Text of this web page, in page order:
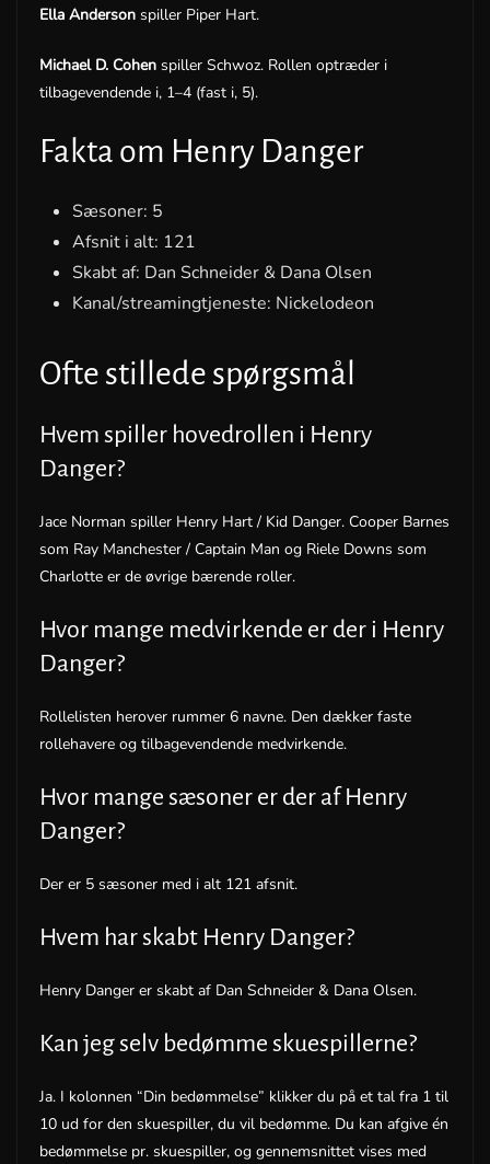
Ella Anderson spiller Piper Hart.
Michael D. Cohen spiller Schwoz. Rollen optræder i
tilbagevendende i, 1–4 (fast i, 5).
Fakta om Henry Danger
Sæsoner: 5
Afsnit i alt: 121
Skabt af: Dan Schneider & Dana Olsen
Kanal/streamingtjeneste: Nickelodeon
Ofte stillede spørgsmål
Hvem spiller hovedrollen i Henry
Danger?
Jace Norman spiller Henry Hart / Kid Danger. Cooper Barnes
som Ray Manchester / Captain Man og Riele Downs som
Charlotte er de øvrige bærende roller.
Hvor mange medvirkende er der i Henry
Danger?
Rollelisten herover rummer 6 navne. Den dækker faste
rollehavere og tilbagevendende medvirkende.
Hvor mange sæsoner er der af Henry
Danger?
Der er 5 sæsoner med i alt 121 afsnit.
Hvem har skabt Henry Danger?
Henry Danger er skabt af Dan Schneider & Dana Olsen.
Kan jeg selv bedømme skuespillerne?
Ja. I kolonnen “Din bedømmelse” klikker du på et tal fra 1 til
10 ud for den skuespiller, du vil bedømme. Du kan afgive én
bedømmelse pr. skuespiller, og gennemsnittet vises med